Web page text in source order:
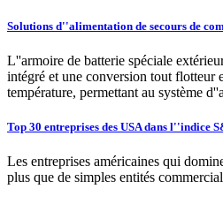
Solutions d''alimentation de secours de
L''armoire de batterie spéciale
intégré et une conversion tout flotteur
température, permettant au système
Top 30 entreprises des USA dans l''indice
Les entreprises américaines qui
plus que de simples entités